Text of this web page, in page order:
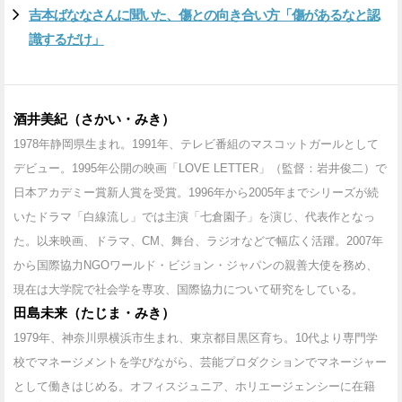
吉本ばななさんに聞いた、傷との向き合い方「傷があるなと認
識するだけ」
酒井美紀（さかい・みき）
1978年静岡県生まれ。1991年、テレビ番組のマスコットガールとして
デビュー。1995年公開の映画「LOVE LETTER」（監督：岩井俊二）で
日本アカデミー賞新人賞を受賞。1996年から2005年までシリーズが続
いたドラマ「白線流し」では主演「七倉園子」を演じ、代表作となっ
た。以来映画、ドラマ、CM、舞台、ラジオなどで幅広く活躍。2007年
から国際協力NGOワールド・ビジョン・ジャパンの親善大使を務め、
現在は大学院で社会学を専攻、国際協力について研究をしている。
田島未来（たじま・みき）
1979年、神奈川県横浜市生まれ、東京都目黒区育ち。10代より専門学
校でマネージメントを学びながら、芸能プロダクションでマネージャー
として働きはじめる。オフィスジュニア、ホリエージェンシーに在籍